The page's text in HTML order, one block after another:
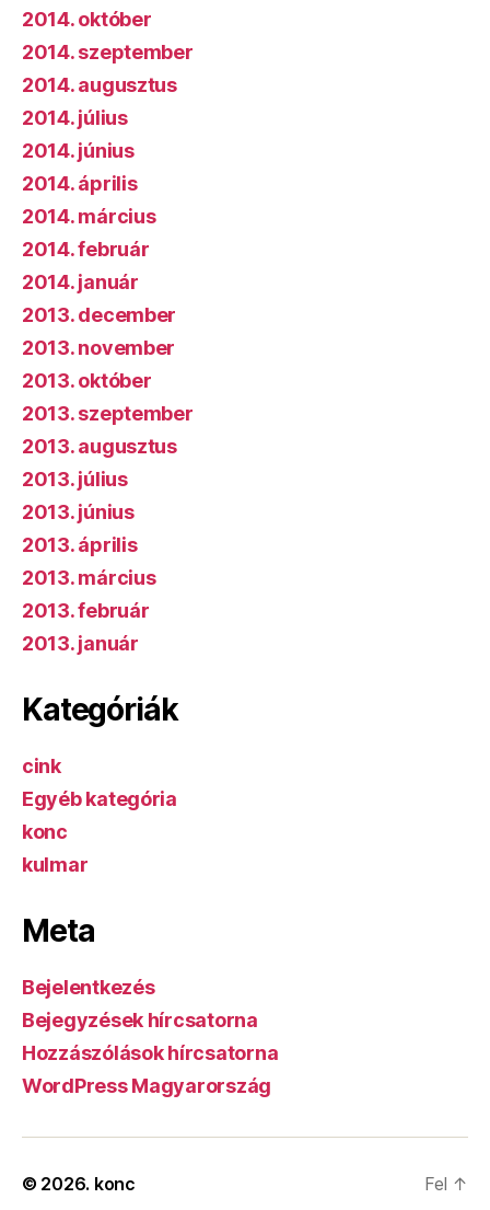
2014. október
2014. szeptember
2014. augusztus
2014. július
2014. június
2014. április
2014. március
2014. február
2014. január
2013. december
2013. november
2013. október
2013. szeptember
2013. augusztus
2013. július
2013. június
2013. április
2013. március
2013. február
2013. január
Kategóriák
cink
Egyéb kategória
konc
kulmar
Meta
Bejelentkezés
Bejegyzések hírcsatorna
Hozzászólások hírcsatorna
WordPress Magyarország
© 2026. konc Fel ↑